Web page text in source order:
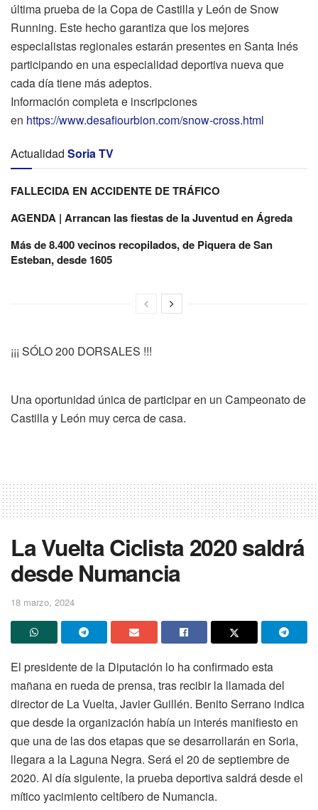
última prueba de la Copa de Castilla y León de Snow
Running. Este hecho garantiza que los mejores
especialistas regionales estarán presentes en Santa Inés
participando en una especialidad deportiva nueva que
cada día tiene más adeptos.
Información completa e inscripciones
en https://www.desafiourbion.com/snow-cross.html
Actualidad Soria TV
FALLECIDA EN ACCIDENTE DE TRÁFICO
AGENDA | Arrancan las fiestas de la Juventud en Ágreda
Más de 8.400 vecinos recopilados, de Piquera de San
Esteban, desde 1605
¡¡¡ SÓLO 200 DORSALES !!!
Una oportunidad única de participar en un Campeonato de
Castilla y León muy cerca de casa.
La Vuelta Ciclista 2020 saldrá
desde Numancia
18 marzo, 2024
El presidente de la Diputación lo ha confirmado esta
mañana en rueda de prensa, tras recibir la llamada del
director de La Vuelta, Javier Guillén. Benito Serrano indica
que desde la organización había un interés manifiesto en
que una de las dos etapas que se desarrollarán en Soria,
llegara a la Laguna Negra. Será el 20 de septiembre de
2020. Al día siguiente, la prueba deportiva saldrá desde el
mítico yacimiento celtíbero de Numancia.